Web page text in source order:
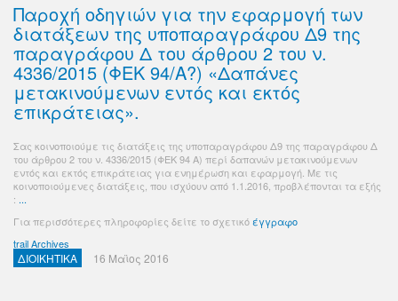
Παροχή οδηγιών για την εφαρμογή των
διατάξεων της υποπαραγράφου Δ9 της
παραγράφου Δ του άρθρου 2 του ν.
4336/2015 (ΦΕΚ 94/Α?) «Δαπάνες
μετακινούμενων εντός και εκτός
επικράτειας».
Σας κοινοποιούμε τις διατάξεις της υποπαραγράφου Δ9 της παραγράφου Δ
του άρθρου 2 του ν. 4336/2015 (ΦΕΚ 94 Α) περί δαπανών μετακινούμενων
εντός και εκτός επικράτειας για ενημέρωση και εφαρμογή. Με τις
κοινοποιούμενες διατάξεις, που ισχύουν από 1.1.2016, προβλέπονται τα εξής
: ...
Για περισσότερες πληροφορίες δείτε το σχετικόέγγραφο
trail Archives
ΔΙΟΙΚΗΤΙΚΑ 16 Μαϊος 2016